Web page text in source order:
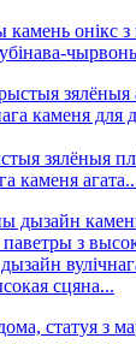
онікс з
зялёныя
каменя
сцяна...